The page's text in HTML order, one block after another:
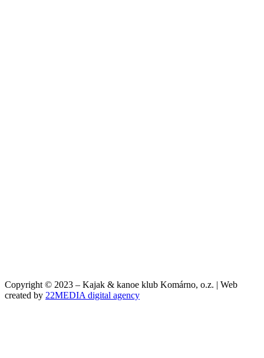
Copyright © 2023 – Kajak & kanoe klub Komárno, o.z. | Web
created by 22MEDIA digital agency